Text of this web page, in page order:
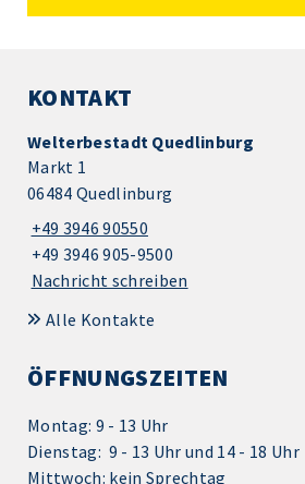
KONTAKT
Welterbestadt Quedlinburg
Markt 1
06484 Quedlinburg
+49 3946 90550
+49 3946 905-9500
Nachricht schreiben
Alle Kontakte
ÖFFNUNGSZEITEN
Montag: 9 - 13 Uhr
Dienstag: 9 - 13 Uhr und 14 - 18 Uhr
Mittwoch: kein Sprechtag